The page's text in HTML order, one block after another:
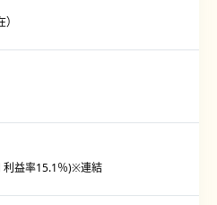
利益率15.1％)※連結